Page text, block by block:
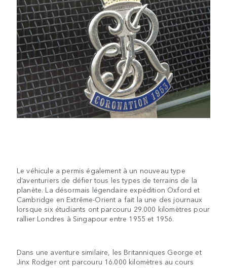
Le véhicule a permis également à un nouveau type
d’aventuriers de défier tous les types de terrains de la
planète. La désormais légendaire expédition Oxford et
Cambridge en Extrême-Orient a fait la une des journaux
lorsque six étudiants ont parcouru 29.000 kilomètres pour
rallier Londres à Singapour entre 1955 et 1956.
Dans une aventure similaire, les Britanniques George et
Jinx Rodger ont parcouru 16.000 kilomètres au cours